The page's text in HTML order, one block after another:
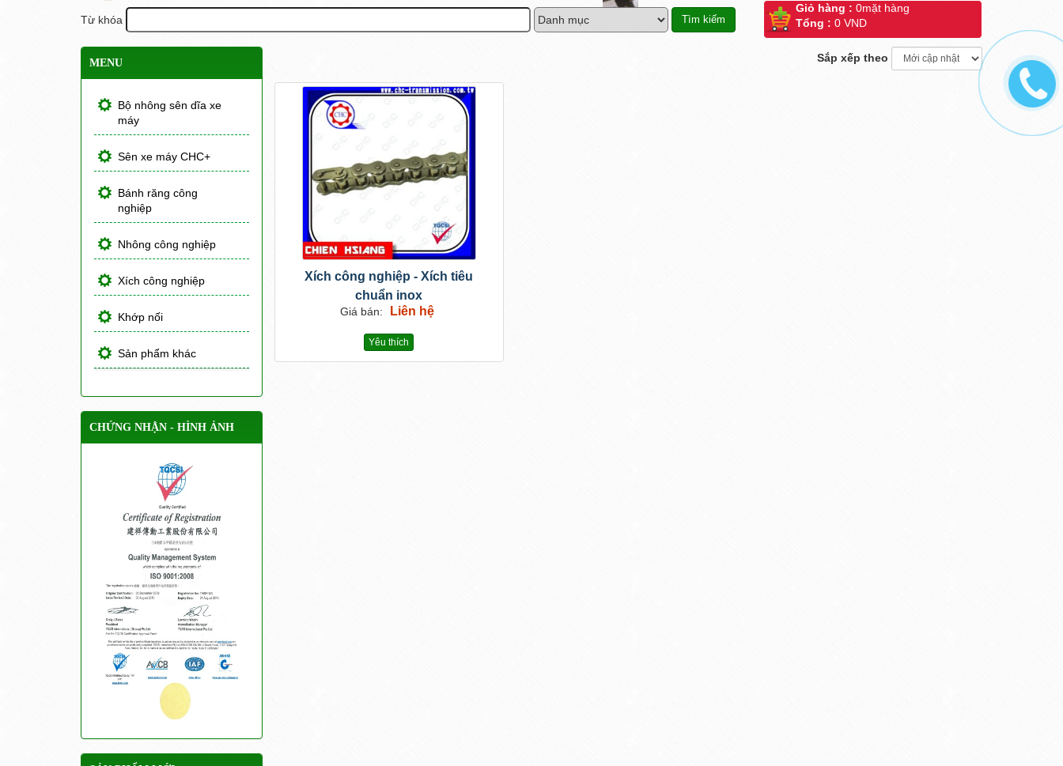
Từ khóa
Giỏ hàng : 0mặt hàng
Tổng : 0 VND
Sắp xếp theo
Xích công nghiệp - Xích tiêu
chuẩn inox
Giá bán: Liên hệ
Yêu thích
MENU
Bộ nhông sên dĩa xe
máy
Sên xe máy CHC+
Bánh răng công
nghiệp
Nhông công nghiệp
Xích công nghiệp
Khớp nối
Sản phẩm khác
CHỨNG NHẬN - HÌNH ẢNH